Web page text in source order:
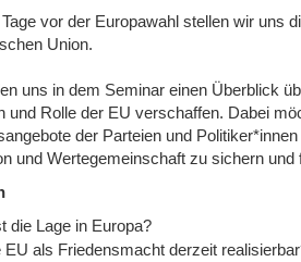
vor der Europawahl stellen wir uns
Union.
uns in dem Seminar einen Überblick
und Rolle der EU verschaffen. Dabei
der Parteien und
und Wertegemeinschaft zu sichern
die Lage in Europa?
EU als Friedensmacht derzeit